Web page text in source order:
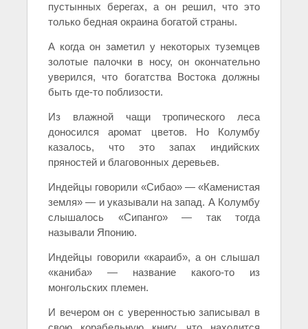
пустынных берегах, а он решил, что это
только бедная окраина богатой страны.
А когда он заметил у некоторых туземцев
золотые палочки в носу, он окончательно
уверился, что богатства Востока должны
быть где-то поблизости.
Из влажной чащи тропического леса
доносился аромат цветов. Но Колумбу
казалось, что это запах индийских
пряностей и благовонных деревьев.
Индейцы говорили «Сибао» — «Каменистая
земля» — и указывали на запад. А Колумбу
слышалось «Сипанго» — так тогда
называли Японию.
Индейцы говорили «караиб», а он слышал
«каниба» — название какого-то из
монгольских племен.
И вечером он с уверенностью записывал в